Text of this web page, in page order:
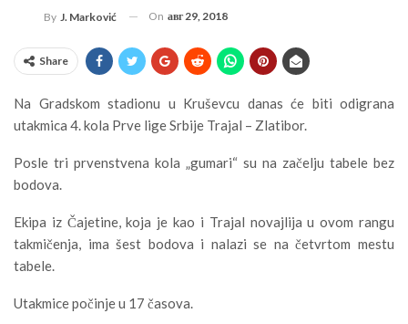
By J. Marković On авг 29, 2018
Share
Na Gradskom stadionu u Kruševcu danas će biti odigrana
utakmica 4. kola Prve lige Srbije Trajal – Zlatibor.
Posle tri prvenstvena kola „gumari“ su na začelju tabele bez
bodova.
Ekipa iz Čajetine, koja je kao i Trajal novajlija u ovom rangu
takmičenja, ima šest bodova i nalazi se na četvrtom mestu
tabele.
Utakmice počinje u 17 časova.